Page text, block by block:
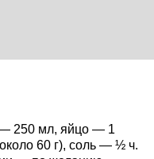
250 мл, яйцо — 1
60 г), соль — ½ ч.